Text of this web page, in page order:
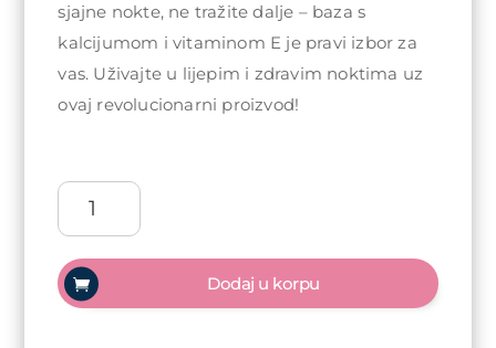
sjajne nokte, ne tražite dalje – baza s
kalcijumom i vitaminom E je pravi izbor za
vas. Uživajte u lijepim i zdravim noktima uz
ovaj revolucionarni proizvod!
Arty
Nails
Pedicure
Pro
baza
10ml
Dodaj u korpu